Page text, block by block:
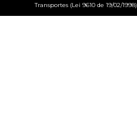
Transportes (Lei 9610 de 19/02/1998)